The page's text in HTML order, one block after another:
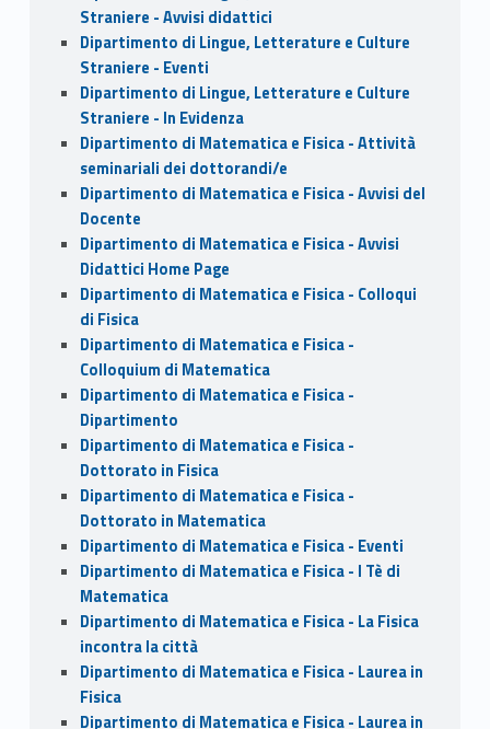
Straniere - Avvisi didattici
Dipartimento di Lingue, Letterature e Culture
Straniere - Eventi
Dipartimento di Lingue, Letterature e Culture
Straniere - In Evidenza
Dipartimento di Matematica e Fisica - Attività
seminariali dei dottorandi/e
Dipartimento di Matematica e Fisica - Avvisi del
Docente
Dipartimento di Matematica e Fisica - Avvisi
Didattici Home Page
Dipartimento di Matematica e Fisica - Colloqui
di Fisica
Dipartimento di Matematica e Fisica -
Colloquium di Matematica
Dipartimento di Matematica e Fisica -
Dipartimento
Dipartimento di Matematica e Fisica -
Dottorato in Fisica
Dipartimento di Matematica e Fisica -
Dottorato in Matematica
Dipartimento di Matematica e Fisica - Eventi
Dipartimento di Matematica e Fisica - I Tè di
Matematica
Dipartimento di Matematica e Fisica - La Fisica
incontra la città
Dipartimento di Matematica e Fisica - Laurea in
Fisica
Dipartimento di Matematica e Fisica - Laurea in